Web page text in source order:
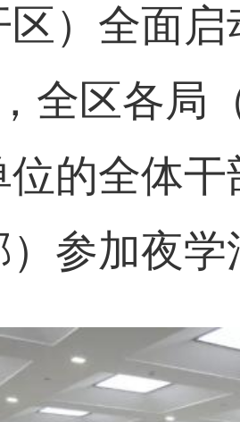
区）全面
全区各局
位的全体
）参加夜学